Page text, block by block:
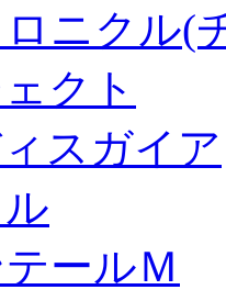
ニクル(
クト
スガイア
ールＭ